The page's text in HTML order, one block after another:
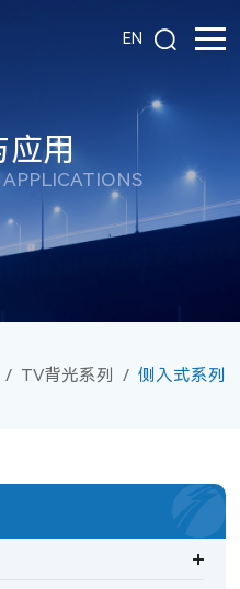
EN
应用
TV背光系列 侧入式系列